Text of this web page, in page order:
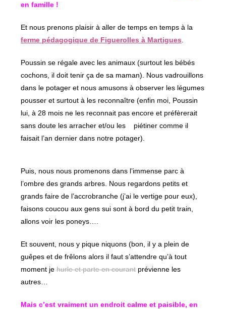
en famille !
Et nous prenons plaisir à aller de temps en temps à la
ferme pédagogique de Figuerolles à Martigues
Poussin se régale avec les animaux (surtout les bébés
cochons, il doit tenir ça de sa maman). Nous vadrouillons
dans le potager et nous amusons à observer les légumes
pousser et surtout à les reconnaître (enfin moi, Poussin
lui, à 28 mois ne les reconnait pas encore et préfèrerait
sans doute les arracher et/ou les piétiner comme il
faisait l’an dernier dans notre potager).
Puis, nous nous promenons dans l’immense parc à
l’ombre des grands arbres. Nous regardons petits et
grands faire de l’accrobranche (j’ai le vertige pour eux),
faisons coucou aux gens sui sont à bord du petit train,
allons voir les poneys….
Et souvent, nous y pique niquons (bon, il y a plein de
guêpes et de frêlons alors il faut s’attendre qu’à tout
moment jehurle et parte en courant prévienne les
autres…
Mais c’est vraiment un endroit calme et paisible, en